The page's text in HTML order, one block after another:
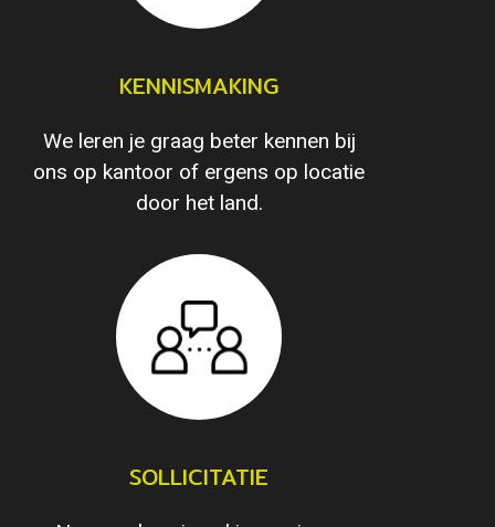
KENNISMAKING
We leren je graag beter kennen bij
ons op kantoor of ergens op locatie
door het land.
SOLLICITATIE